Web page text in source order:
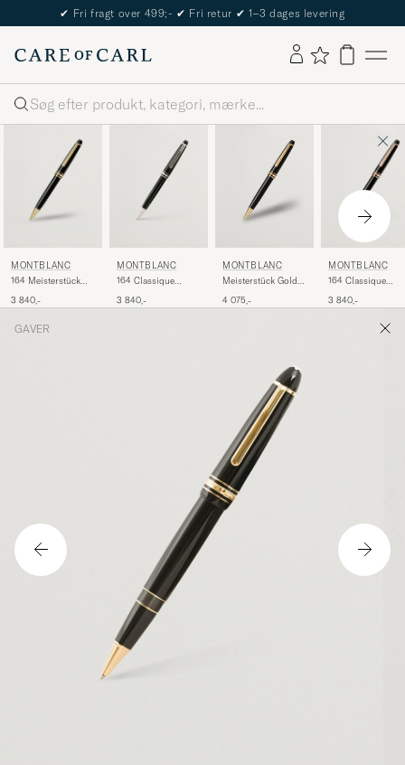
✔ Fri fragt over 499;- ✔ Fri retur ✔ 1–3 dages levering
Søg
MONTBLANC
164 Meisterstück
3 840,-
MONTBLANC
164 Classique
Ballpoint Pen
3 840,-
MONTBLANC
Meisterstück Gold-
Ballpoint
4 075,-
MONTBLANC
164 Classique
Ballpoint Pen Red
3 840,-
GAVER